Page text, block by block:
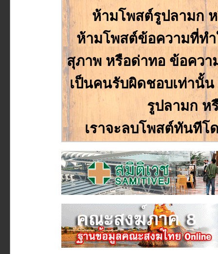
ห้ามโพสต์รูปลามก
ห้ามโพสต์ข้อความที่ทำ
สุภาพ หรือด่าทอ ข้อควา
เป็นคนรับผิดชอบเท่านั้น
รูปลามก ห
เราจะลบโพสต์ทันทีโ